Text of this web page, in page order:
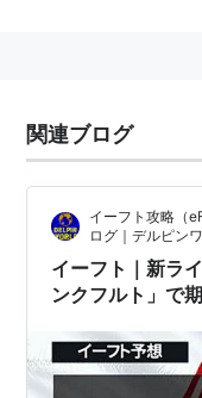
Fußball AG
愛称 ： SGE, Die
クラブカラー ： 赤
創設 ： 1899年3月
本拠地 ：
クフルト・アム・
スタジアム ：
ク・アレーナ） ※
関連ブログ
イーフト攻略（
ログ｜デルピン
イーフト｜新ラ
ンクフルト」で